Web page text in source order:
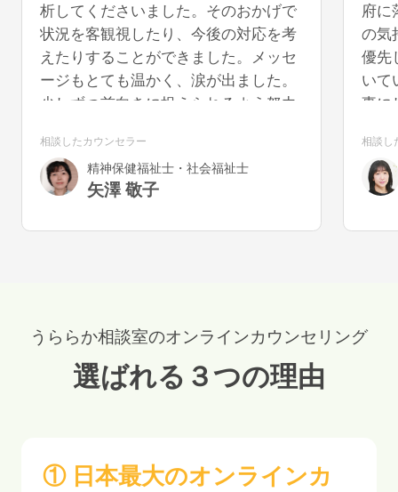
析してくださいました。そのおかげで
状況を客観視したり、今後の対応を考
えたりすることができました。メッセ
ージもとても温かく、涙が出ました。
少しずつ前向きに捉えられるよう努力
あれば、再度お話を聞いていただける
と幸いです。
相談したカウンセラー
精神保健福祉士・社会福祉士
矢澤 敬子
府に
の気
優先
いて
事に
を切
気
う
相談し
うららか相談室のオンラインカウンセリング
選ばれる３つの理由
① 日本最大のオンラインカ